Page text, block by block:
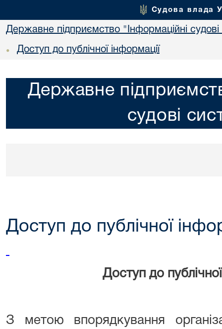
Судова влада
Державне підприємство "Інформаційні
• Доступ до публічної інформації
Державне
судові
Доступ до публічної
Доступ до
З метою впорядкування